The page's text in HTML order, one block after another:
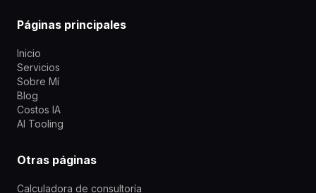
Páginas principales
Inicio
Servicios
Sobre Mí
Blog
Costos IA
AI Tooling
Otras páginas
Calculadora de consultoría